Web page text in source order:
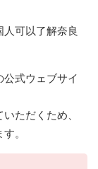
可以了解奈良
公式ウェブサイ
ただくため、
。